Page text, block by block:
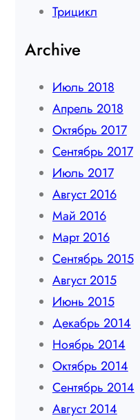
Трицикл
Archive
Июль 2018
Апрель 2018
Октябрь 2017
Сентябрь 2017
Июль 2017
Август 2016
Май 2016
Март 2016
Сентябрь 2015
Август 2015
Июнь 2015
Декабрь 2014
Ноябрь 2014
Октябрь 2014
Сентябрь 2014
Август 2014